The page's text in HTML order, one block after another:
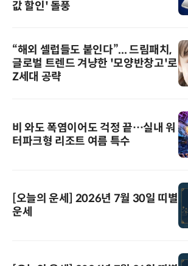
값 할인' 돌풍
“해외 셀럽들도 붙인다”... 드림패치,
글로벌 트렌드 겨냥한 '모양반창고'로
Z세대 공략
비 와도 폭염이어도 걱정 끝…실내 워
터파크형 리조트 여름 특수
[오늘의 운세] 2026년 7월 30일 띠별
운세